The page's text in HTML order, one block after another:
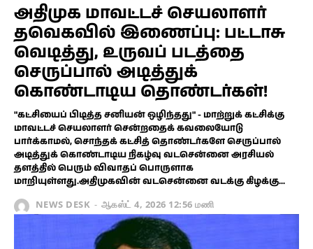
அதிமுக மாவட்டச் செயலாளர்
தவெகவில் இணைப்பு: பட்டாசு
வெடித்து, உருவப் படத்தை
செருப்பால் அடித்துக்
கொண்டாடிய தொண்டர்கள்!
"கட்சியைப் பிடித்த சனியன் ஒழிந்தது" - மாற்றுக் கட்சிக்கு
மாவட்டச் செயலாளர் சென்றதைக் கவலையோடு
பார்க்காமல், சொந்தக் கட்சித் தொண்டர்களே செருப்பால்
அடித்துக் கொண்டாடிய நிகழ்வு வடசென்னை அரசியல்
தளத்தில் பெரும் விவாதப் பொருளாக
மாறியுள்ளது.அதிமுகவின் வடசென்னை வடக்கு கிழக்கு...
NEWS DESK - ஆகஸ்ட் 4, 2026 12:56 மணி